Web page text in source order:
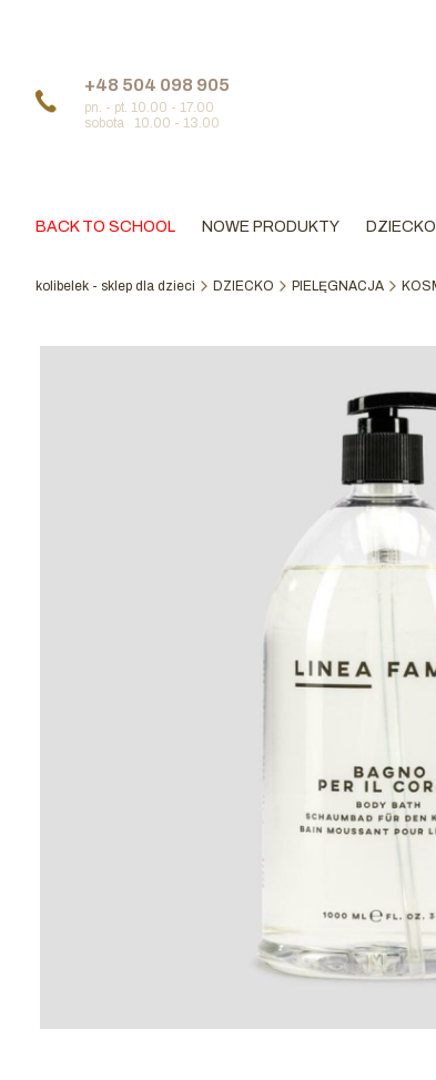
+48 504 098 905
pn. - pt. 10.00 - 17.00
sobota 10.00 - 13.00
BACK TO SCHOOL NOWE PRODUKTY DZIECKO
kolibelek - sklep dla dzieci DZIECKO PIELĘGNACJA